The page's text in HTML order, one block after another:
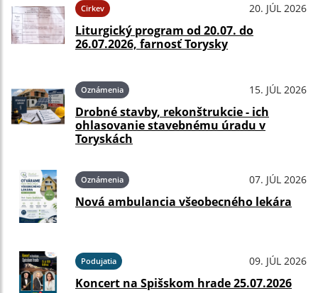
Cirkev 20. JÚL 2026
Liturgický program od 20.07. do
26.07.2026, farnosť Torysky
Oznámenia 15. JÚL 2026
Drobné stavby, rekonštrukcie - ich
ohlasovanie stavebnému úradu v
Toryskách
Oznámenia 07. JÚL 2026
Nová ambulancia všeobecného lekára
Podujatia 09. JÚL 2026
Koncert na Spišskom hrade 25.07.2026